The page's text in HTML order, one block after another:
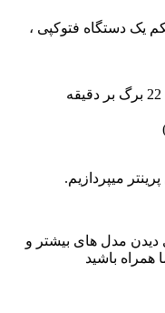
یک دستگاه فتوکپی ،
میپردازیم.
دیدن مدل های بیشتر و
همراه باشید